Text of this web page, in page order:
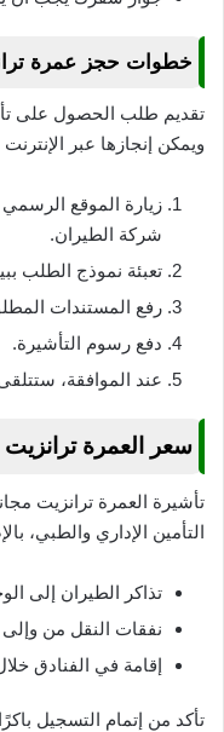
خطوات حجز عمرة
تقديم طلب الحصول على
ويمكن إنجازها عبر
زيارة الموقع الرسمي
شركة الطيران.
تعبئة نموذج الطلب
رفع المستندات
دفع رسوم التأشيرة.
عند الموافقة، ستتلقى
سعر العمرة ترانزيت
تأشيرة العمرة ترانزيت
التأمين الإداري والطبي،
تذاكر الطيران إلى
نفقات النقل من وإلى
إقامة في الفنادق
تأكد من إتمام التسجيل